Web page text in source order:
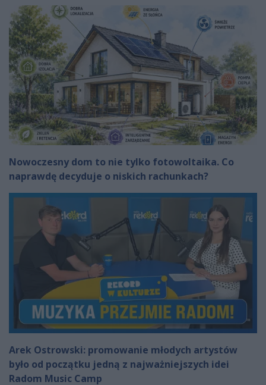
Nowoczesny dom to nie tylko fotowoltaika. Co
naprawdę decyduje o niskich rachunkach?
Arek Ostrowski: promowanie młodych artystów
było od początku jedną z najważniejszych idei
Radom Music Camp